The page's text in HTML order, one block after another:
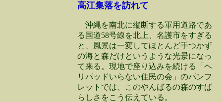
高江集落を訪れて
沖縄を南北に縦断する軍用道路であ
る国道58号線を北上、名護市をすぎる
と、風景は一変してほとんど手つかず
の海と森だけというような光景になっ
て来る。現地で座り込みを続ける「ヘ
リパッドいらない住民の会」のパンフ
レットでは、このやんばるの森のすば
らしさをこう伝えている。